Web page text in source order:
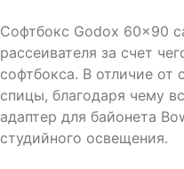
Софтбокс Godox 60×90
рассеивателя за счет
софтбокса. В отличие
спицы, благодаря чему
адаптер для байонета
студийного освещения.